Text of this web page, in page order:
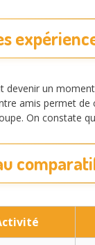
devenir un
amis permet
On constate